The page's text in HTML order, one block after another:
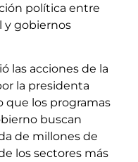
política entre
y gobiernos
las acciones de la
la presidenta
que los programas
buscan
de millones de
los sectores más